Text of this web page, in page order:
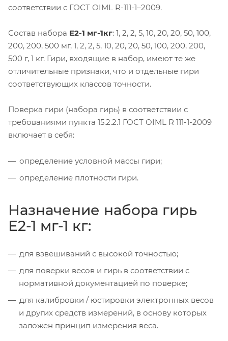
соответствии с ГОСТ ОIML R-111-1–2009.
Состав набора Е2-1 мг-1кг: 1, 2, 2, 5, 10, 20, 20, 50, 100,
200, 200, 500 мг, 1, 2, 2, 5, 10, 20, 20, 50, 100, 200, 200,
500 г, 1 кг. Гири, входящие в набор, имеют те же
отличительные признаки, что и отдельные гири
соответствующих классов точности.
Поверка гири (набора гирь) в соответствии с
требованиями пункта 15.2.2.1 ГОСТ OIML R 111-1-2009
включает в себя:
определение условной массы гири;
определение плотности гири.
Назначение набора гирь
Е2-1 мг-1 кг:
для взвешиваний с высокой точностью;
для поверки весов и гирь в соответствии с
нормативной документацией по поверке;
для калибровки / юстировки электронных весов
и других средств измерений, в основу которых
заложен принцип измерения веса.